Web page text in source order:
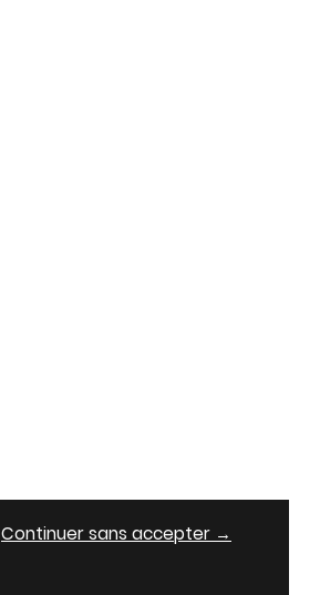
Continuer sans accepter →